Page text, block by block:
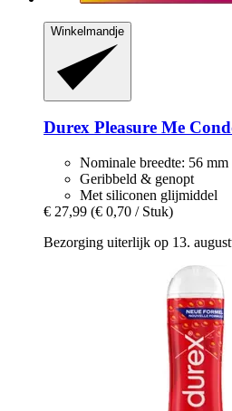
Winkelmandje
Durex Pleasure Me
Nominale breedte: 56 mm
Geribbeld & genopt
Met siliconen glijmiddel
€ 27,99 (€ 0,70 / Stuk)
Bezorging uiterlijk op 13.